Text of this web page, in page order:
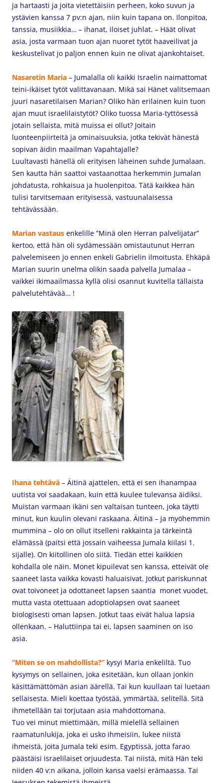
ja hartaasti ja joita vietettäisiin perheen, koko suvun ja
ystävien kanssa 7 pv:n ajan, niin kuin tapana on. Ilonpitoa,
tanssia, musiikkia… – ihanat, iloiset juhlat. – Häät olivat
asia, josta varmaan tuon ajan nuoret tytöt haaveilivat ja
keskustelivat jo paljon ennen kuin ne olivat ajankohtaiset.
Nasaretin Maria – Jumalalla oli kaikki Israelin naimattomat
teini-ikäiset tytöt valittavanaan. Mikä sai Hänet valitsemaan
juuri nasaretilaisen Marian? Oliko hän erilainen kuin tuon
ajan muut israelilaistytöt? Oliko tuossa Maria-tyttösessä
jotain sellaista, mitä muissa ei ollut? Joitain
luonteenpiirteitä ja ominaisuuksia, jotka tekivät hänestä
sopivan äidin maailman Vapahtajalle?
Luultavasti hänellä oli erityisen läheinen suhde Jumalaan.
Sen kautta hän saattoi vastaanottaa herkemmin Jumalan
johdatusta, rohkaisua ja huolenpitoa. Tätä kaikkea hän
tulisi tarvitsemaan erityisessä, vastuunalaisessa
tehtävässään.
Marian vastaus enkelille ”Minä olen Herran palvelijatar”
kertoo, että hän oli sydämessään omistautunut Herran
palvelemiseen jo ennen enkeli Gabrielin ilmoitusta. Ehkäpä
Marian suurin unelma olikin saada palvella Jumalaa –
vaikkei ikimaailmassa kyllä olisi osannut kuvitella tällaista
palvelutehtävää… !
Ihana tehtävä – Äitinä ajattelen, että ei sen ihanampaa
uutista voi saadakaan, kuin että kuulee tulevansa äidiksi.
Muistan varmaan ikäni sen valtaisan tunteen, joka täytti
minut, kun kuulin olevani raskaana. Äitinä – ja myöhemmin
mummina – olo on ollut itselleni rakkainta ja tärkeintä
elämässä (paitsi että jossain vaiheessa Jumala kiilasi 1.
sijalle). On kiitollinen olo siitä. Tiedän ettei kaikkien
kohdalla ole näin. Monet kipuilevat sen kanssa, etteivät ole
saaneet lasta vaikka kovasti haluaisivat. Jotkut pariskunnat
ovat toivoneet ja odottaneet lapsen saantia monet vuodet,
mutta vasta otettuaan adoptiolapsen ovat saaneet
biologisesti oman lapsen. Jotkut taas eivät halua lapsia
ollenkaan. – Haluttiinpa tai ei, lapsen saaminen on iso
asia.
”Miten se on mahdollista?” kysyi Maria enkeliltä. Tuo
kysymys on sellainen, joka esitetään, kun ollaan jonkin
käsittämättömän asian äärellä. Tai kun kuullaan tai luetaan
sellaisesta. Mieli koettaa työstää, ymmärtää, selitellä. Sitä
ihmetellään tai torjutaan asia mahdottomana.
Tuo vei minut miettimään, millä mielellä sellainen
raamatunlukija, joka ei usko ihmeisiin, lukee niistä
ihmeistä, joita Jumala teki esim. Egyptissä, jotta farao
päästäisi israelilaiset orjuudesta. Tai niistä, mitä Hän teki
niiden 40 v:n aikana, jolloin kansa vaelsi erämaassa. Tai